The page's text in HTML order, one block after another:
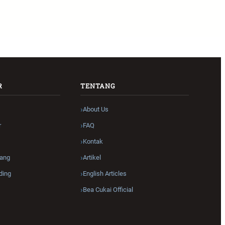
TENTANG
About Us
FAQ
Kontak
Artikel
English Articles
Bea Cukai Official